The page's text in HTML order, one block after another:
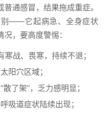
通感冒，结果拖成重症。
别——它起病急、全身症状
，要高度警惕：
寒战、畏寒，持续不退；
阳穴区域；
了架”，乏力感明显；
吸道症状陆续出现；